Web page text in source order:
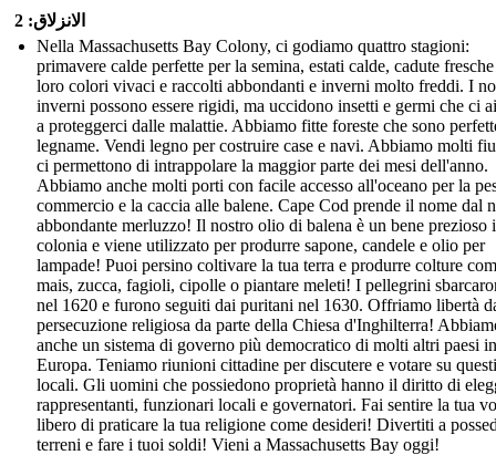
الانزلاق: 2
Nella Massachusetts Bay Colony, ci godiamo quattro stagioni:
primavere calde perfette per la semina, estati calde, cadute
loro colori vivaci e raccolti abbondanti e inverni molto freddi. I
inverni possono essere rigidi, ma uccidono insetti e germi che ci
a proteggerci dalle malattie. Abbiamo fitte foreste che sono
legname. Vendi legno per costruire case e navi. Abbiamo molti
ci permettono di intrappolare la maggior parte dei mesi dell'anno.
Abbiamo anche molti porti con facile accesso all'oceano per la
commercio e la caccia alle balene. Cape Cod prende il nome dal
abbondante merluzzo! Il nostro olio di balena è un bene prezioso
colonia e viene utilizzato per produrre sapone, candele e olio per
lampade! Puoi persino coltivare la tua terra e produrre colture
mais, zucca, fagioli, cipolle o piantare meleti! I pellegrini
nel 1620 e furono seguiti dai puritani nel 1630. Offriamo libertà
persecuzione religiosa da parte della Chiesa d'Inghilterra!
anche un sistema di governo più democratico di molti altri paesi in
Europa. Teniamo riunioni cittadine per discutere e votare su
locali. Gli uomini che possiedono proprietà hanno il diritto di
rappresentanti, funzionari locali e governatori. Fai sentire la tua
libero di praticare la tua religione come desideri! Divertiti a
terreni e fare i tuoi soldi! Vieni a Massachusetts Bay oggi!